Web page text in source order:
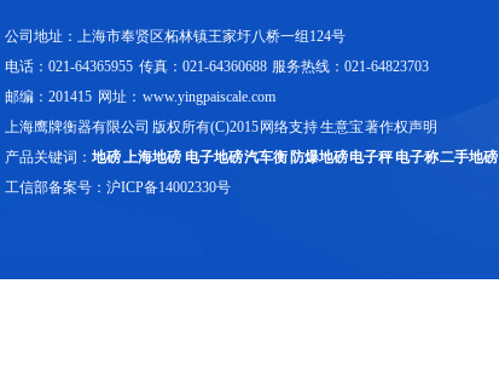
公司地址：上海市奉贤区柘林镇王家圩八桥一组124号
电话：021-64365955 传真：021-64360688 服务热线：021-64823703
邮编：201415 网址： www.yingpaiscale.com
上海鹰牌衡器有限公司 版权所有(C)2015 网络支持生意宝著作权声明
产品关键词： 地磅上海地磅 电子地磅汽车衡 防爆地磅电子秤电子称二手地磅
工信部备案号： 沪ICP备14002330号